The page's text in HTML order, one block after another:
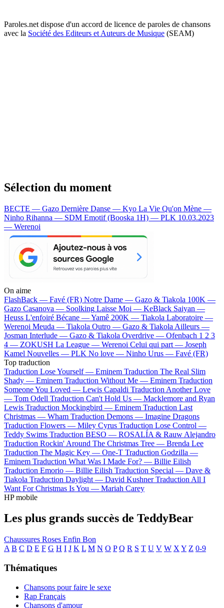
Paroles.net dispose d'un accord de licence de paroles de chansons
avec la Société des Editeurs et Auteurs de Musique (SEAM)
Sélection du moment
BECTE — Gazo Dernière Danse — Kyo La Vie Qu'on Mène —
Ninho Rihanna — SDM Emotif (Booska 1H) — PLK 10.03.2023
— Werenoi
On aime
FlashBack — Favé (FR) Notre Dame — Gazo & Tiakola 100K —
Gazo Casanova — Soolking Laisse Moi — KeBlack Saiyan —
Heuss L'enfoiré Bécane —Yamê 200K — Tiakola Laboratoire —
Werenoi Meuda — Tiakola Outro — Gazo & Tiakola Ailleurs —
Josman Interlude — Gazo & Tiakola Overdrive — Ofenbach 1 2 3
4 — ZOKUSH La League — Werenoi Celui qui part — Joseph
Kamel Nouvelles — PLK No love — Ninho Urus — Favé (FR)
Top traduction
Traduction Lose Yourself — Eminem Traduction The Real Slim
Shady — Eminem Traduction Without Me — Eminem Traduction
Someone You Loved — Lewis Capaldi Traduction Another Love
— Tom Odell Traduction Can't Hold Us — Macklemore and Ryan
Lewis Traduction Mockingbird — Eminem Traduction Last
Christmas — Wham Traduction Demons — Imagine Dragons
Traduction Flowers — Miley Cyrus Traduction Lose Control —
Teddy Swims Traduction BESO — ROSALÍA & Rauw Alejandro
Traduction Rockin' Around The Christmas Tree — Brenda Lee
Traduction The Magic Key — One-T Traduction Godzilla —
Eminem Traduction What Was I Made For? — Billie Eilish
Traduction Emorio — Billie Eilish Traduction Special — Dave &
Tiakola Traduction Daylight — David Kushner Traduction All I
Want For Christmas Is You — Mariah Carey
HP mobile
Les plus grands succès de TeddyBear
Chaussures Roses Enfin Bon
A B C D E F G H I J K L M N O P Q R S T U V W X Y Z 0-9
Thématiques
Chansons pour faire le sexe
Rap Français
Chansons d'amour